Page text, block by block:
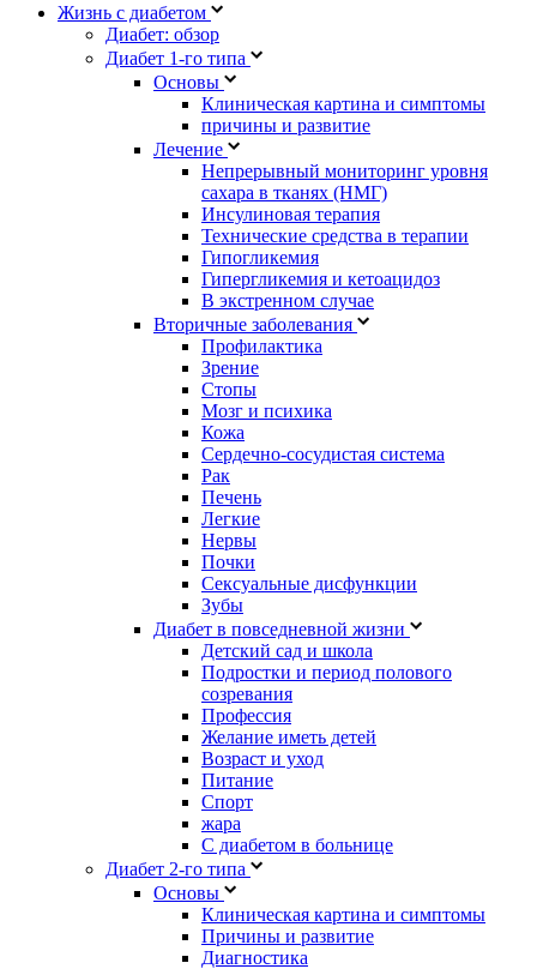
Жизнь с диабетом
Диабет: обзор
Диабет 1-го типа
Основы
Клиническая картина и симптомы
причины и развитие
Лечение
Непрерывный мониторинг уровня
сахара в тканях (НМГ)
Инсулиновая терапия
Технические средства в терапии
Гипогликемия
Гипергликемия и кетоацидоз
В экстренном случае
Вторичные заболевания
Профилактика
Зрение
Стопы
Мозг и психика
Кожа
Сердечно-сосудистая система
Рак
Печень
Легкие
Нервы
Почки
Сексуальные дисфункции
Зубы
Диабет в повседневной жизни
Детский сад и школа
Подростки и период полового
созревания
Профессия
Желание иметь детей
Возраст и уход
Питание
Спорт
жара
С диабетом в больнице
Диабет 2-го типа
Основы
Клиническая картина и симптомы
Причины и развитие
Диагностика